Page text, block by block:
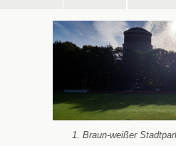
1. Braun-weißer